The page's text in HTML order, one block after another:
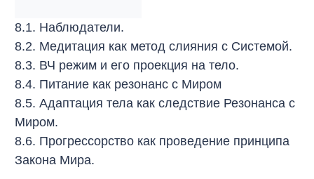
8.1. Наблюдатели.
8.2. Медитация как метод слияния с Системой.
8.3. ВЧ режим и его проекция на тело.
8.4. Питание как резонанс с Миром
8.5. Адаптация тела как следствие Резонанса с
Миром.
8.6. Прогрессорство как проведение принципа
Закона Мира.